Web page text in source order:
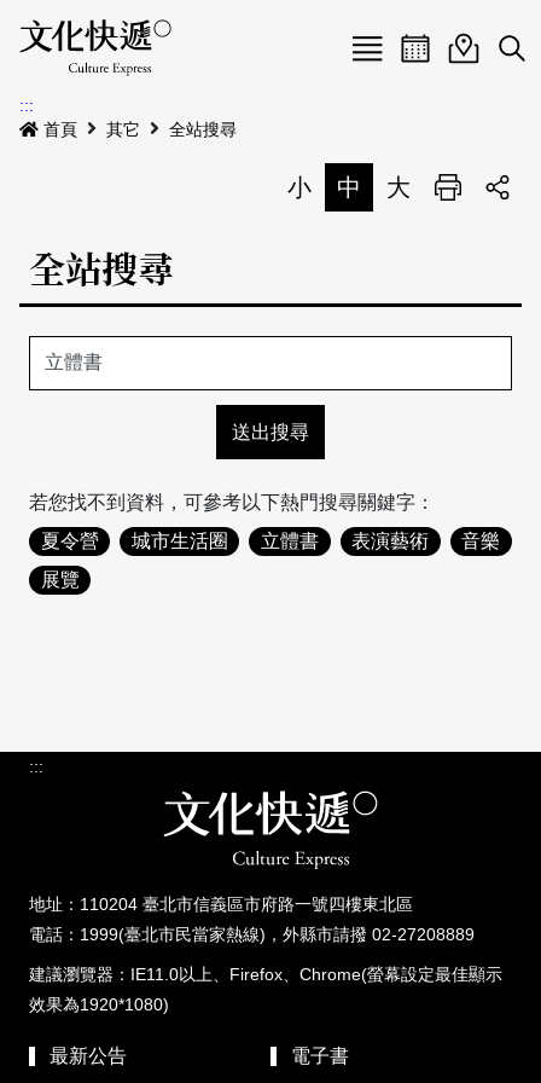
Menu
最新公告
本期專題
歷史專題
活動特區
活動列表
關於我們
刊物索取地點
訂閱文化快遞
刊登活動
網站導覽 English
日本語 登入/註冊
活動日曆活動地圖
展
:::
首頁
其它 全站搜尋
小 中 大 列印
全站搜尋
若您找不到資料，可參考以下熱門搜尋關鍵字：
夏令營
城市生活圈 立體書 表演藝術
音樂
展覽
:::
地址：110204 臺北市信義區市府路一號四樓東北區
電話：1999(臺北市民當家熱線)，外縣市請撥 02-27208889
建議瀏覽器：IE11.0以上、Firefox、Chrome(螢幕設定最佳顯示
效果為1920*1080)
最新公告 電子書